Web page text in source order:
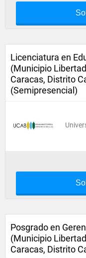
Licenciatura en
(Municipio
Caracas, Distrito
(Semipresencial)
Posgrado en
(Municipio
Caracas, Distrito